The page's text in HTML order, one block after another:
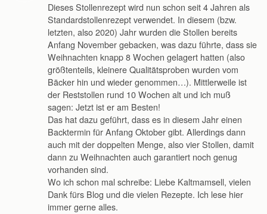
Dieses Stollenrezept wird nun schon seit 4 Jahren als
Standardstollenrezept verwendet. In diesem (bzw.
letzten, also 2020) Jahr wurden die Stollen bereits
Anfang November gebacken, was dazu führte, dass sie
Weihnachten knapp 8 Wochen gelagert hatten (also
größtenteils, kleinere Qualitätsproben wurden vom
Bäcker hin und wieder genommen…). Mittlerweile ist
der Reststollen rund 10 Wochen alt und ich muß
sagen: Jetzt ist er am Besten!
Das hat dazu geführt, dass es in diesem Jahr einen
Backtermin für Anfang Oktober gibt. Allerdings dann
auch mit der doppelten Menge, also vier Stollen, damit
dann zu Weihnachten auch garantiert noch genug
vorhanden sind.
Wo ich schon mal schreibe: Liebe Kaltmamsell, vielen
Dank fürs Blog und die vielen Rezepte. Ich lese hier
immer gerne alles.